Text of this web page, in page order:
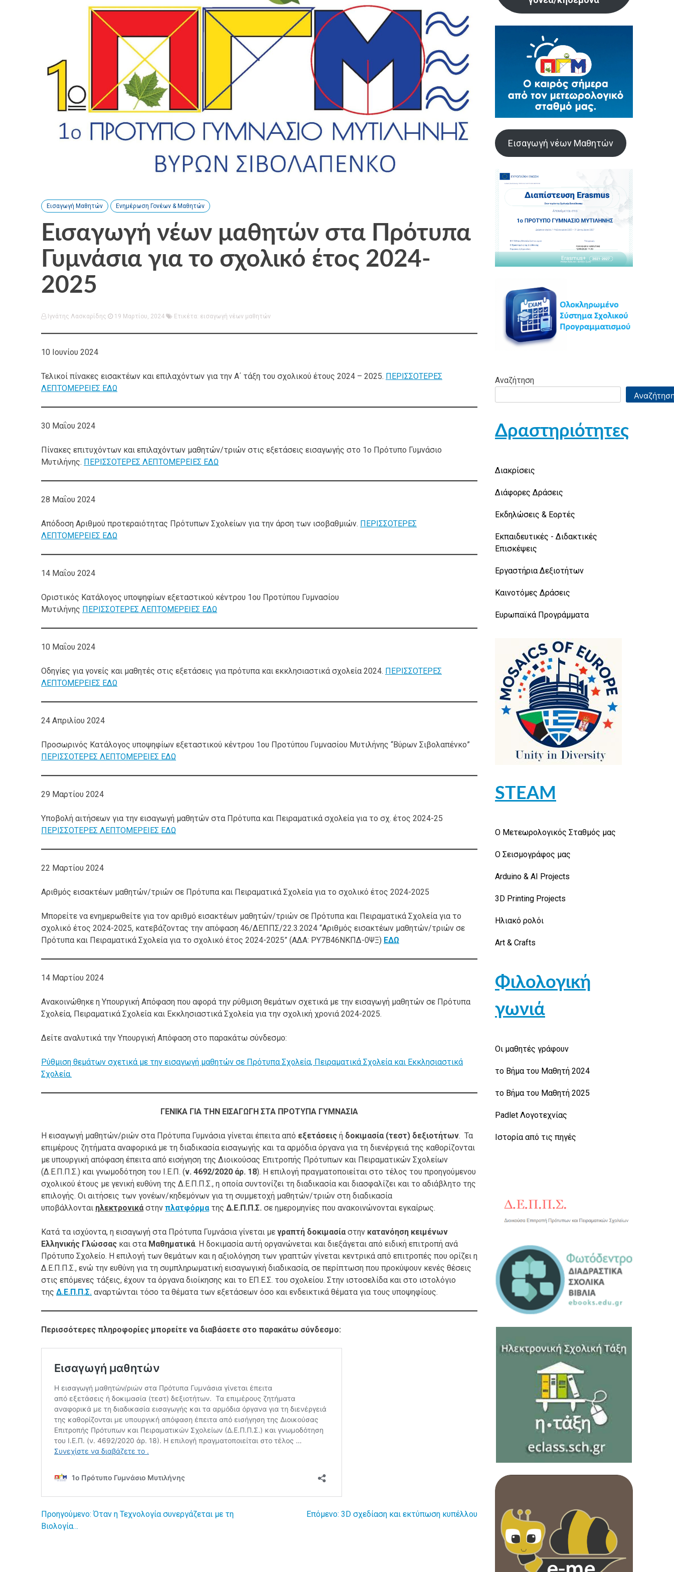
Εισαγωγή Μαθητών Ενημέρωση Γονέων & Μαθητών
Εισαγωγή νέων μαθητών στα Πρότυπα
Γυμνάσια για το σχολικό έτος 2024-
2025
Ιγνάτης Λασκαρίδης 19 Μαρτίου, 2024 Ετικέτα: εισαγωγή νέων μαθητών
10 Ιουνίου 2024
Τελικοί πίνακες εισακτέων και επιλαχόντων για την Α΄ τάξη του σχολικού έτους 2024 – 2025. ΠΕΡΙΣΣΟΤΕΡΕΣ
ΛΕΠΤΟΜΕΡΕΙΕΣ ΕΔΩ
30 Μαΐου 2024
Πίνακες επιτυχόντων και επιλαχόντων μαθητών/τριών στις εξετάσεις εισαγωγής στο 1ο Πρότυπο Γυμνάσιο
Μυτιλήνης. ΠΕΡΙΣΣΟΤΕΡΕΣ ΛΕΠΤΟΜΕΡΕΙΕΣ ΕΔΩ
28 Μαΐου 2024
Απόδοση Αριθμού προτεραιότητας Πρότυπων Σχολείων για την άρση των ισοβαθμιών. ΠΕΡΙΣΣΟΤΕΡΕΣ
ΛΕΠΤΟΜΕΡΕΙΕΣ ΕΔΩ
14 Μαΐου 2024
Οριστικός Κατάλογος υποψηφίων εξεταστικού κέντρου 1ου Προτύπου Γυμνασίου
Μυτιλήνης ΠΕΡΙΣΣΟΤΕΡΕΣ ΛΕΠΤΟΜΕΡΕΙΕΣ ΕΔΩ
10 Μαΐου 2024
Οδηγίες για γονείς και μαθητές στις εξετάσεις για πρότυπα και εκκλησιαστικά σχολεία 2024. ΠΕΡΙΣΣΟΤΕΡΕΣ
ΛΕΠΤΟΜΕΡΕΙΕΣ ΕΔΩ
24 Απριλίου 2024
Προσωρινός Κατάλογος υποψηφίων εξεταστικού κέντρου 1ου Προτύπου Γυμνασίου Μυτιλήνης “Βύρων Σιβολαπένκο”
ΠΕΡΙΣΣΟΤΕΡΕΣ ΛΕΠΤΟΜΕΡΕΙΕΣ ΕΔΩ
29 Μαρτίου 2024
Υποβολή αιτήσεων για την εισαγωγή μαθητών στα Πρότυπα και Πειραματικά σχολεία για το σχ. έτος 2024-25
ΠΕΡΙΣΣΟΤΕΡΕΣ ΛΕΠΤΟΜΕΡΕΙΕΣ ΕΔΩ
22 Μαρτίου 2024
Αριθμός εισακτέων μαθητών/τριών σε Πρότυπα και Πειραματικά Σχολεία για το σχολικό έτος 2024-2025
Μπορείτε να ενημερωθείτε για τον αριθμό εισακτέων μαθητών/τριών σε Πρότυπα και Πειραματικά Σχολεία για το
σχολικό έτος 2024-2025, κατεβάζοντας την απόφαση 46/ΔΕΠΠΣ/22.3.2024 “Αριθμός εισακτέων μαθητών/τριών σε
Πρότυπα και Πειραματικά Σχολεία για το σχολικό έτος 2024-2025” (ΑΔΑ: ΡΥ7Β46ΝΚΠΔ-0ΨΞ) ΕΔΩ
14 Μαρτίου 2024
Ανακοινώθηκε η Υπουργική Απόφαση που αφορά την ρύθμιση θεμάτων σχετικά με την εισαγωγή μαθητών σε Πρότυπα
Σχολεία, Πειραματικά Σχολεία και Εκκλησιαστικά Σχολεία για την σχολική χρονιά 2024-2025.
Δείτε αναλυτικά την Υπουργική Απόφαση στο παρακάτω σύνδεσμο:
Ρύθμιση θεμάτων σχετικά με την εισαγωγή μαθητών σε Πρότυπα Σχολεία, Πειραματικά Σχολεία και Εκκλησιαστικά
Σχολεία.
ΓΕΝΙΚΑ ΓΙΑ ΤΗΝ ΕΙΣΑΓΩΓΗ ΣΤΑ ΠΡΟΤΥΠΑ ΓΥΜΝΑΣΙΑ
Η εισαγωγή μαθητών/ριών στα Πρότυπα Γυμνάσια γίνεται έπειτα από εξετάσεις ή δοκιμασία (τεστ) δεξιοτήτων. Τα
επιμέρους ζητήματα αναφορικά με τη διαδικασία εισαγωγής και τα αρμόδια όργανα για τη διενέργειά της καθορίζονται
με υπουργική απόφαση έπειτα από εισήγηση της Διοικούσας Επιτροπής Πρότυπων και Πειραματικών Σχολείων
(Δ.Ε.Π.Π.Σ.) και γνωμοδότηση του Ι.Ε.Π. (ν. 4692/2020 άρ. 18). Η επιλογή πραγματοποιείται στο τέλος του προηγούμενου
σχολικού έτους με γενική ευθύνη της Δ.Ε.Π.Π.Σ., η οποία συντονίζει τη διαδικασία και διασφαλίζει και το αδιάβλητο της
επιλογής. Οι αιτήσεις των γονέων/κηδεμόνων για τη συμμετοχή μαθητών/τριών στη διαδικασία
υποβάλλονται ηλεκτρονικά στην πλατφόρματης Δ.Ε.Π.Π.Σ. σε ημερομηνίες που ανακοινώνονται εγκαίρως.
Κατά τα ισχύοντα, η εισαγωγή στα Πρότυπα Γυμνάσια γίνεται με γραπτή δοκιμασία στην κατανόηση κειμένων
Ελληνικής Γλώσσας και στα Μαθηματικά. Η δοκιμασία αυτή οργανώνεται και διεξάγεται από ειδική επιτροπή ανά
Πρότυπο Σχολείο. Η επιλογή των θεμάτων και η αξιολόγηση των γραπτών γίνεται κεντρικά από επιτροπές που ορίζει η
Δ.Ε.Π.Π.Σ., ενώ την ευθύνη για τη συμπληρωματική εισαγωγική διαδικασία, σε περίπτωση που προκύψουν κενές θέσεις
στις επόμενες τάξεις, έχουν τα όργανα διοίκησης και το ΕΠ.Ε.Σ. του σχολείου. Στην ιστοσελίδα και στο ιστολόγιο
της Δ.Ε.Π.Π.Σ. αναρτώνται τόσο τα θέματα των εξετάσεων όσο και ενδεικτικά θέματα για τους υποψηφίους.
Περισσότερες πληροφορίες μπορείτε να διαβάσετε στο παρακάτω σύνδεσμο:
Πλοήγηση
Προηγούμενο: Όταν η Τεχνολογία συνεργάζεται με τη
Βιολογία…
Επόμενο: 3D σχεδίαση και εκτύπωση κυπέλλου
Εισαγωγή νέων Μαθητών
Αναζήτηση
Δραστηριότητες
Διακρίσεις
Διάφορες Δράσεις
Εκδηλώσεις & Εορτές
Εκπαιδευτικές - Διδακτικές
Επισκέψεις
Εργαστήρια Δεξιοτήτων
Καινοτόμες Δράσεις
Ευρωπαϊκά Προγράμματα
STEAM
Ο Μετεωρολογικός Σταθμός μας
Ο Σεισμογράφος μας
Arduino & AI Projects
3D Printing Projects
Ηλιακό ρολόι
Art & Crafts
Φιλολογική
γωνιά
Οι μαθητές γράφουν
το Βήμα του Μαθητή 2024
το Βήμα του Μαθητή 2025
Padlet Λογοτεχνίας
Ιστορία από τις πηγές